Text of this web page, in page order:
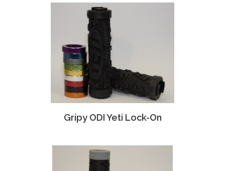
Gripy ODI Yeti Lock-On